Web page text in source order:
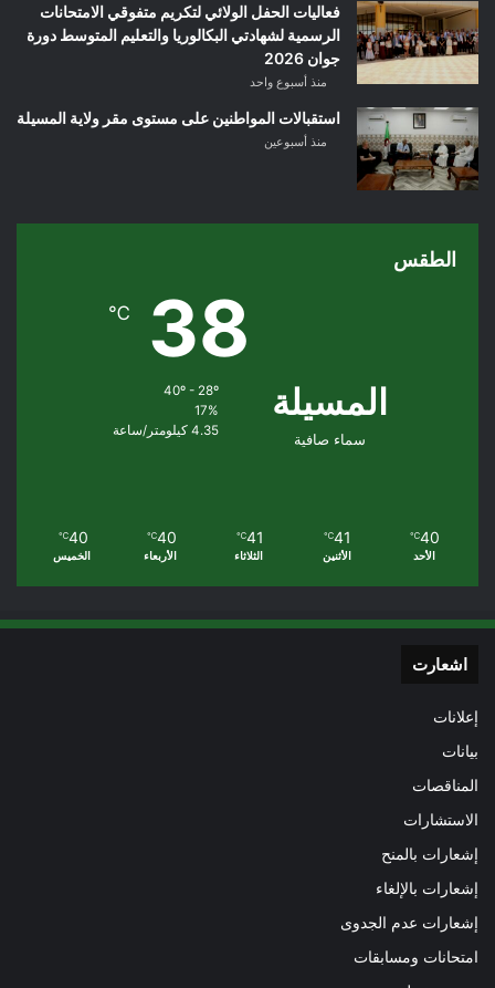
فعاليات الحفل الولائي لتكريم متفوقي الامتحانات
الرسمية لشهادتي البكالوريا والتعليم المتوسط دورة
جوان 2026
منذ أسبوع واحد
استقبالات المواطنين على مستوى مقر ولاية المسيلة
منذ أسبوعين
الطقس
المسيلة
سماء صافية
38
℃
40º - 28º
17%
4.35 كيلومتر/ساعة
40
℃
الأحد
41
℃
الأثنين
41
℃
الثلاثاء
40
℃
الأربعاء
40
℃
الخميس
اشعارت
إعلانات
بيانات
المناقصات
الاستشارات
إشعارات بالمنح
إشعارات بالإلغاء
إشعارات عدم الجدوى
امتحانات ومسابقات